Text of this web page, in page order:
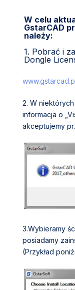
W celu
GstarCAD
należy:
1. Pobrać i
Dongle
2. W
informacja o „
akceptujemy
3.Wybieramy
posiadamy
(Przykład